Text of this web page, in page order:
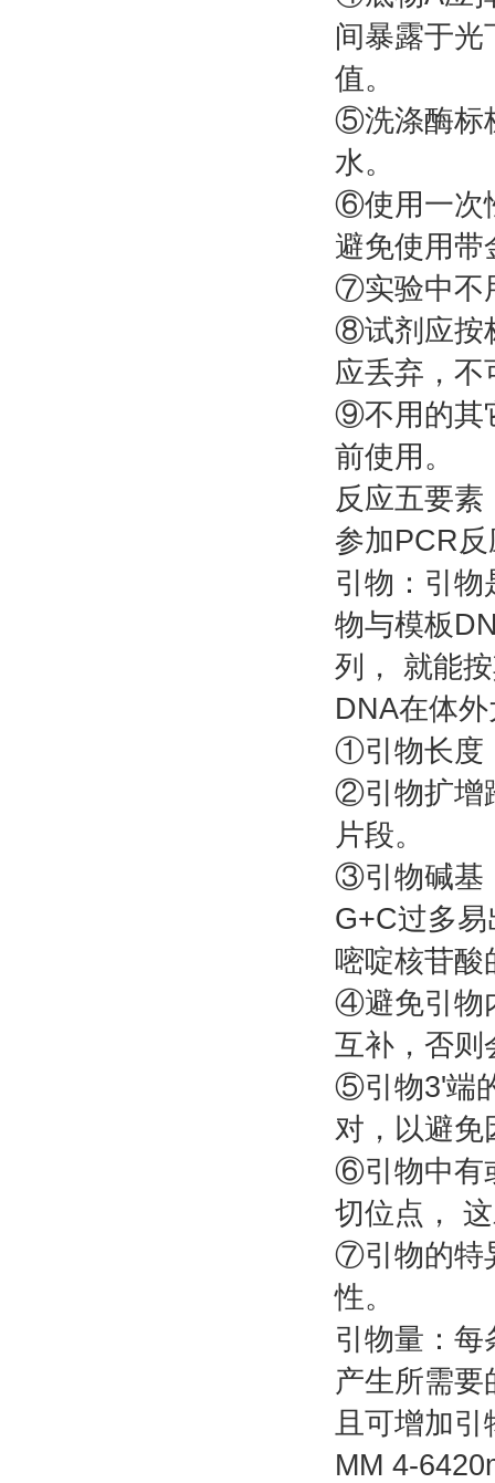
间暴露于
值。
⑤洗涤酶标
水。
⑥使用一次
避免使用带
⑦实验中不
⑧试剂应按
应丢弃，不
⑨不用的其
前使用。
反应五要素
参加PCR
引物：引
物与模板
列， 就能
DNA在体
①引物长度
②引物扩增
片段。
③引物碱基
G+C过多
嘧啶核苷酸
④避免引物
互补，否则
⑤引物3'端
对，以避免
⑥引物中有
切位点，
⑦引物的特
性。
引物量：每
产生所需
且可增加引
MM 4-